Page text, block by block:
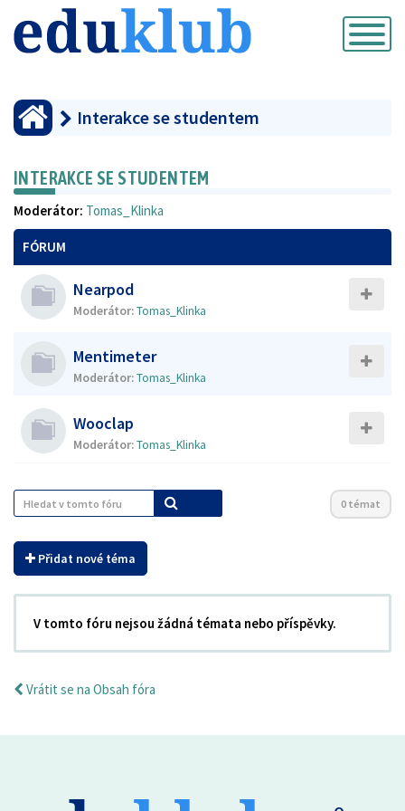
Přepnout
navigaci
Interakce se studentem
INTERAKCE SE STUDENTEM
Moderátor: Tomas_Klinka
FÓRUM
Nearpod
Moderátor:Tomas_Klinka
Mentimeter
Moderátor:Tomas_Klinka
Wooclap
Moderátor:Tomas_Klinka
0 témat
Přidat nové téma
V tomto fóru nejsou žádná témata nebo příspěvky.
Vrátit se na Obsah fóra